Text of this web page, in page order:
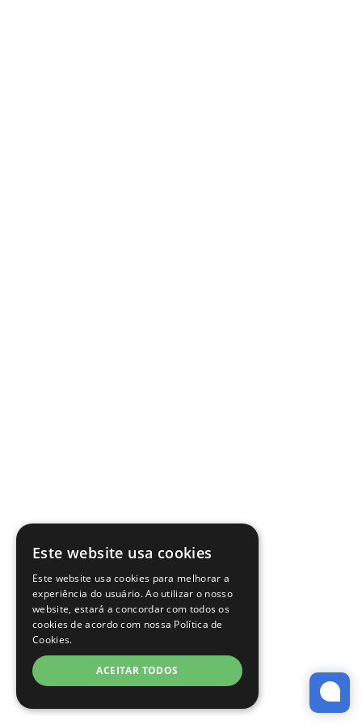
Este website usa cookies
Este website usa cookies para melhorar a
experiência do usuário. Ao utilizar o nosso
website, estará a concordar com todos os
cookies de acordo com nossa Política de
Cookies.
ACEITAR TODOS